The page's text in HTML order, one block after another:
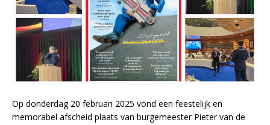
Op donderdag 20 februari 2025 vond een feestelijk en
memorabel afscheid plaats van burgemeester Pieter van de